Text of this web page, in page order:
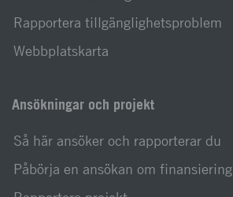
Rapportera tillgänglighetsproblem
Webbplatskarta
Ansökningar och projekt
Så här ansöker och rapporterar du
Påbörja en ansökan om finansiering